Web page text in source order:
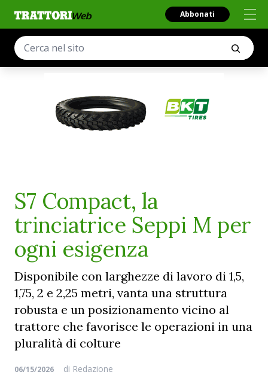
Abbonati
S7 Compact, la
trinciatrice Seppi M per
ogni esigenza
Disponibile con larghezze di lavoro di 1,5,
1,75, 2 e 2,25 metri, vanta una struttura
robusta e un posizionamento vicino al
trattore che favorisce le operazioni in una
pluralità di colture
06/15/2026 di Redazione